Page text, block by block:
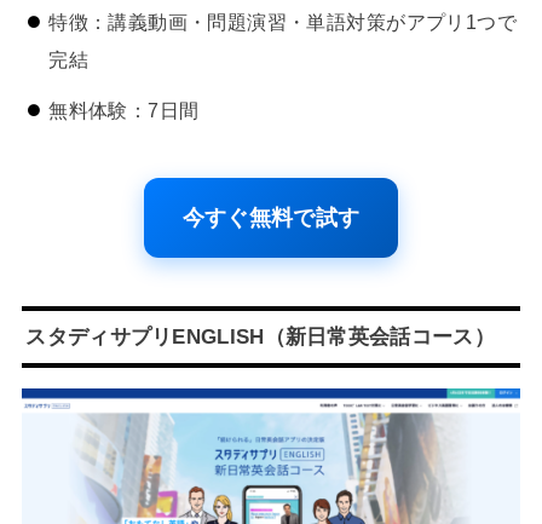
特徴：講義動画・問題演習・単語対策がアプリ1つで
完結
無料体験：7日間
今すぐ無料で試す
スタディサプリENGLISH（新日常英会話コース）